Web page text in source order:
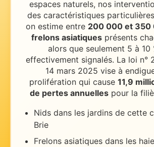
espaces naturels, nos
des caractéristiques
on estime entre 200 000 et 350
frelons asiatiques présents
alors que seulement 5 à 10
effectivement signalés. La loi n°
14 mars 2025 vise à
prolifération qui cause 11,9
de pertes annuelles pour la
Nids dans les jardins de cette
Brie
Frelons asiatiques dans les